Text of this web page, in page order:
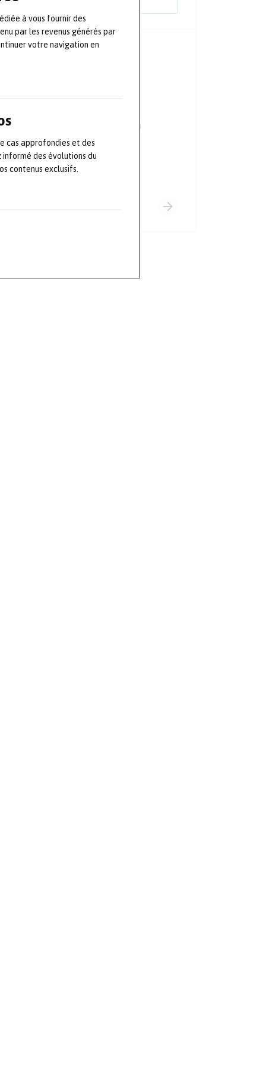
à vous fournir des
par les revenus générés par
votre navigation en
cas approfondies et des
informé des évolutions du
contenus exclusifs.
PRINCIPAUX PARTENAIRES